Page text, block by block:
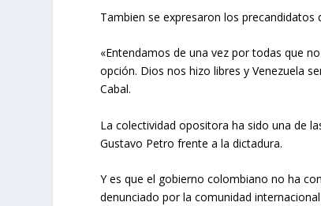
Tambien se expresaron los precandidatos
«Entendamos de una vez por todas que
opción. Dios nos hizo libres y Venezuela
Cabal.
La colectividad opositora ha sido una de
Gustavo Petro frente a la dictadura.
Y es que el gobierno colombiano no ha
denunciado por la comunidad